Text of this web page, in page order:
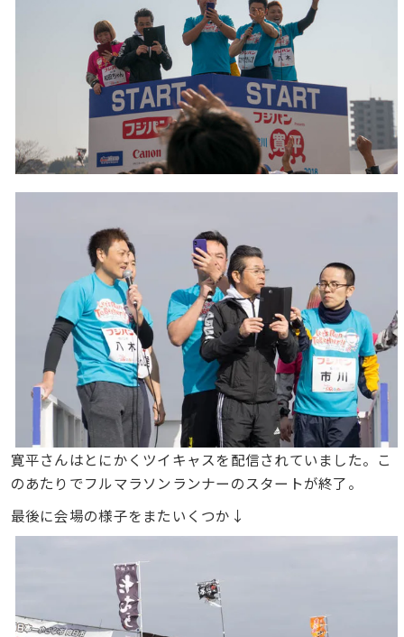
寛平さんはとにかくツイキャスを配信されていました。こ
のあたりでフルマラソンランナーのスタートが終了。
最後に会場の様子をまたいくつか↓